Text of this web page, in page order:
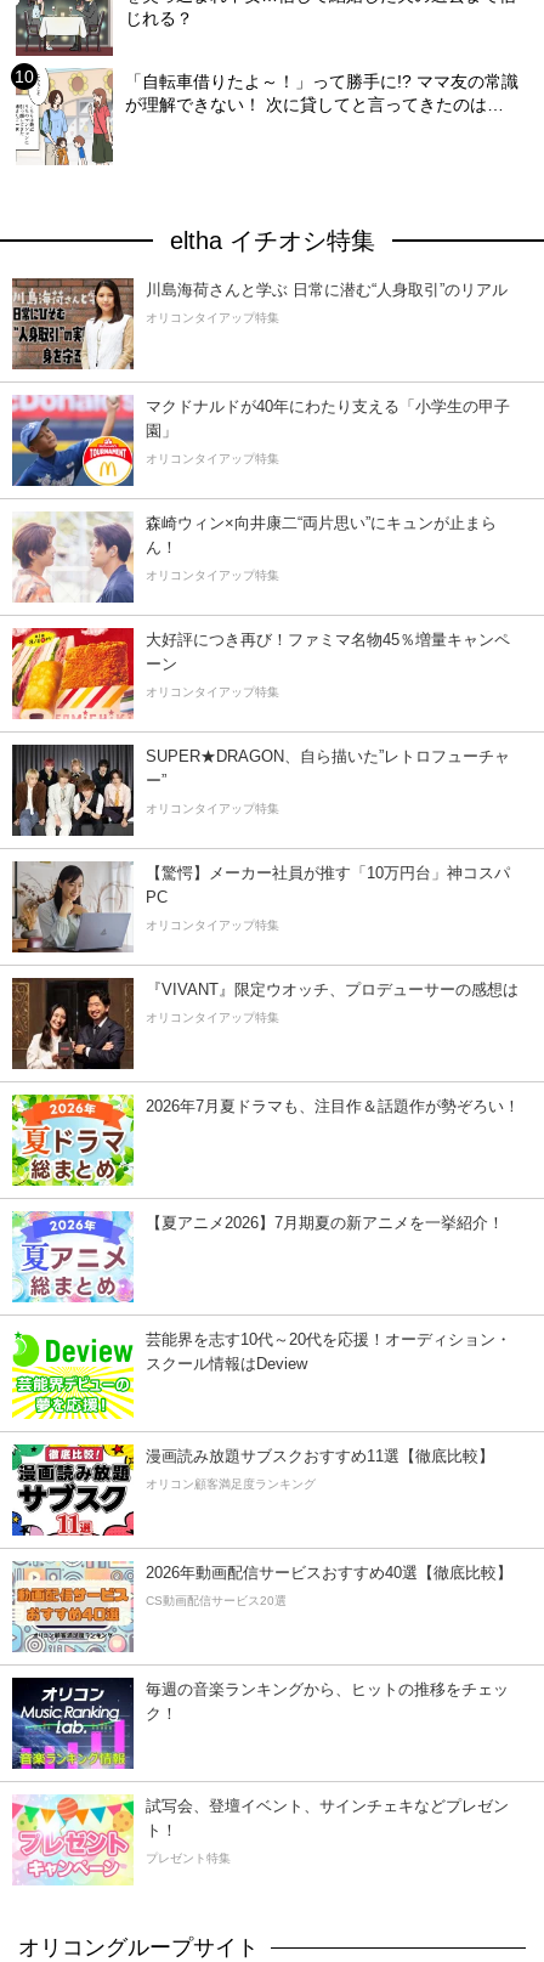
じれる？
「自転車借りたよ～！」って勝手に!? ママ友の常識
が理解できない！ 次に貸してと言ってきたのは…
eltha イチオシ特集
川島海荷さんと学ぶ 日常に潜む“人身取引”のリアル
オリコンタイアップ特集
マクドナルドが40年にわたり支える「小学生の甲子
園」
オリコンタイアップ特集
森崎ウィン×向井康二“両片思い”にキュンが止まら
ん！
オリコンタイアップ特集
大好評につき再び！ファミマ名物45％増量キャンペ
ーン
オリコンタイアップ特集
SUPER★DRAGON、自ら描いた”レトロフューチャ
ー”
オリコンタイアップ特集
【驚愕】メーカー社員が推す「10万円台」神コスパ
PC
オリコンタイアップ特集
『VIVANT』限定ウオッチ、プロデューサーの感想は
オリコンタイアップ特集
2026年7月夏ドラマも、注目作＆話題作が勢ぞろい！
【夏アニメ2026】7月期夏の新アニメを一挙紹介！
芸能界を志す10代～20代を応援！オーディション・
スクール情報はDeview
漫画読み放題サブスクおすすめ11選【徹底比較】
オリコン顧客満足度ランキング
2026年動画配信サービスおすすめ40選【徹底比較】
CS動画配信サービス20選
毎週の音楽ランキングから、ヒットの推移をチェッ
ク！
試写会、登壇イベント、サインチェキなどプレゼン
ト！
プレゼント特集
オリコングループサイト